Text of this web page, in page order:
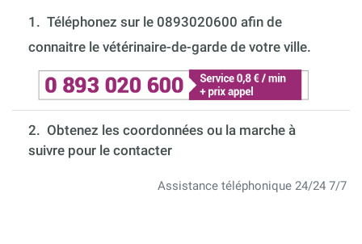
1. Téléphonez sur le 0893020600 afin de
connaitre le vétérinaire-de-garde de votre ville.
2. Obtenez les coordonnées ou la marche à
suivre pour le contacter
Assistance téléphonique 24/24 7/7